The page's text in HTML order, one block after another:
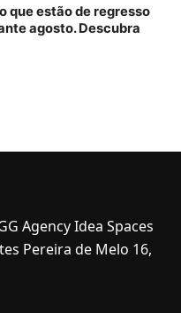
que estão de regresso
agosto. Descubra
Agency Idea Spaces
Pereira de Melo 16,